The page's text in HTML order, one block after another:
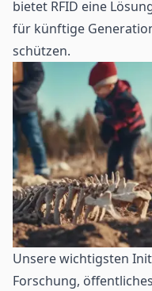
bietet RFID eine
für künftige
schützen.
Unsere wichtigsten
Forschung,